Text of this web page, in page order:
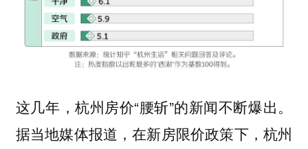
这几年，杭州房价“腰斩”的新闻不断爆出。
据当地媒体报道，在新房限价政策下，杭州